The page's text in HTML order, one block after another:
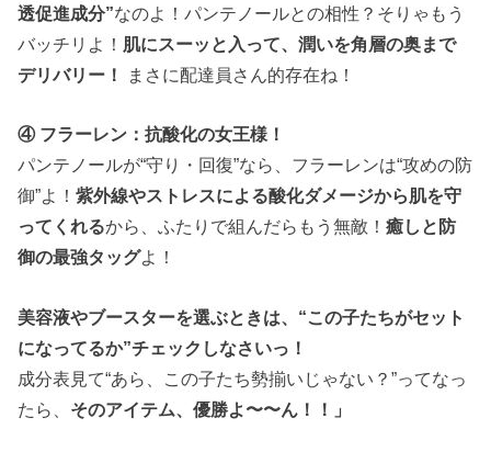
透促進成分”なのよ！パンテノールとの相性？そりゃもう
バッチリよ！ 肌にスーッと入って、潤いを角層の奥まで
デリバリー！
まさに配達員さん的存在ね！
④ フラーレン：抗酸化の女王様！
パンテノールが“守り・回復”なら、フラーレンは“攻めの防
御”よ！紫外線やストレスによる酸化ダメージから肌を守
ってくれるから、ふたりで組んだらもう無敵！癒しと防
御の最強タッグよ！
美容液やブースターを選ぶときは、“この子たちがセット
になってるか”チェックしなさいっ！
成分表見て“あら、この子たち勢揃いじゃない？”ってなっ
たら、 そのアイテム、優勝よ〜〜ん！！」